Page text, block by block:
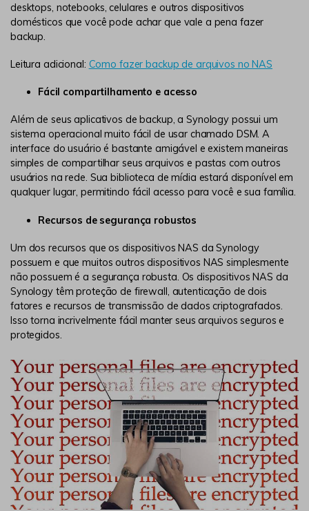
desktops, notebooks, celulares e outros dispositivos
domésticos que você pode achar que vale a pena fazer
backup.
Leitura adicional: Como fazer backup de arquivos no NAS
Fácil compartilhamento e acesso
Além de seus aplicativos de backup, a Synology possui um
sistema operacional muito fácil de usar chamado DSM. A
interface do usuário é bastante amigável e existem maneiras
simples de compartilhar seus arquivos e pastas com outros
usuários na rede. Sua biblioteca de mídia estará disponível em
qualquer lugar, permitindo fácil acesso para você e sua família.
Recursos de segurança robustos
Um dos recursos que os dispositivos NAS da Synology
possuem e que muitos outros dispositivos NAS simplesmente
não possuem é a segurança robusta. Os dispositivos NAS da
Synology têm proteção de firewall, autenticação de dois
fatores e recursos de transmissão de dados criptografados.
Isso torna incrivelmente fácil manter seus arquivos seguros e
protegidos.